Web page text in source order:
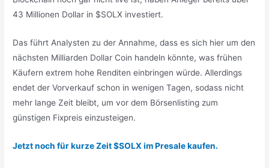
43 Millionen Dollar in $SOLX investiert.
Das führt Analysten zu der Annahme, dass es sich hier um den
nächsten Milliarden Dollar Coin handeln könnte, was frühen
Käufern extrem hohe Renditen einbringen würde. Allerdings
endet der Vorverkauf schon in wenigen Tagen, sodass nicht
mehr lange Zeit bleibt, um vor dem Börsenlisting zum
günstigen Fixpreis einzusteigen.
Jetzt noch für kurze Zeit $SOLX im Presale kaufen.